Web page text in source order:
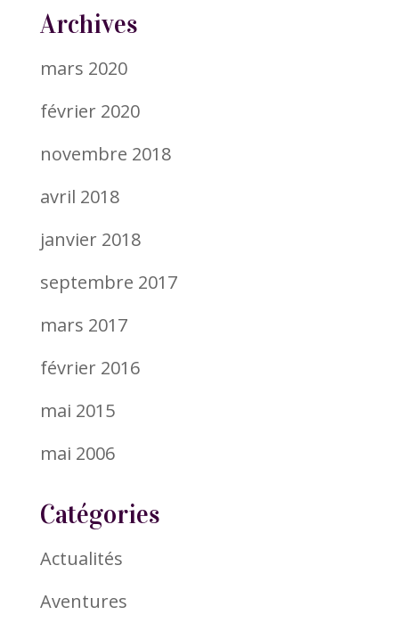
Archives
mars 2020
février 2020
novembre 2018
avril 2018
janvier 2018
septembre 2017
mars 2017
février 2016
mai 2015
mai 2006
Catégories
Actualités
Aventures